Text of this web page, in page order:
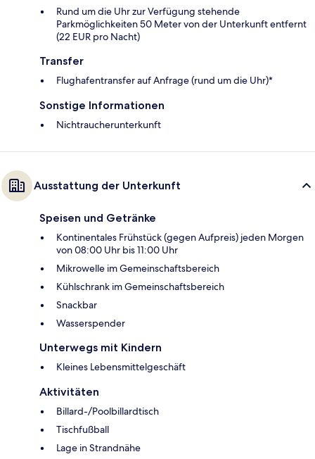
Rund um die Uhr zur Verfügung stehende
Parkmöglichkeiten 50 Meter von der Unterkunft entfernt
(22 EUR pro Nacht)
Transfer
Flughafentransfer auf Anfrage (rund um die Uhr)*
Sonstige Informationen
Nichtraucherunterkunft
Ausstattung der Unterkunft
Speisen und Getränke
Kontinentales Frühstück (gegen Aufpreis) jeden Morgen
von 08:00 Uhr bis 11:00 Uhr
Mikrowelle im Gemeinschaftsbereich
Kühlschrank im Gemeinschaftsbereich
Snackbar
Wasserspender
Unterwegs mit Kindern
Kleines Lebensmittelgeschäft
Aktivitäten
Billard-/Poolbillardtisch
Tischfußball
Lage in Strandnähe